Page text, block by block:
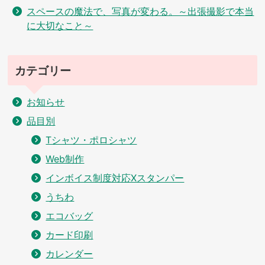
スペースの魔法で、写真が変わる。～出張撮影で本当
に大切なこと～
カテゴリー
お知らせ
品目別
Tシャツ・ポロシャツ
Web制作
インボイス制度対応Xスタンパー
うちわ
エコバッグ
カード印刷
カレンダー